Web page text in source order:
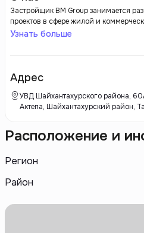
Застройщик BM Group занимается
проектов в сфере жилой и
выделяется высоким качеством
Узнать больше
Адрес
УВД Шайхантахурского района,
Актепа, Шайхантахурский район,
Расположение и
Регион
Район